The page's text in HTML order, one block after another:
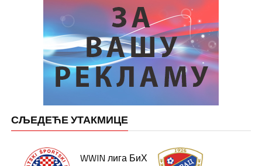
СЉЕДЕЋЕ УТАКМИЦЕ
WWIN лига БиХ